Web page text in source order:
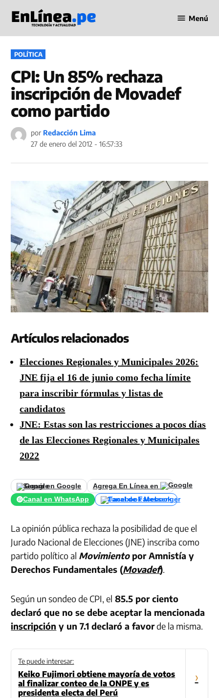
contenido
en Línea
Menú
PUBLICADO
EN
POLÍTICA
CPI: Un 85% rechaza
inscripción de Movadef
como partido
por Redacción Lima
27 de enero del 2012 - 16:57:33
Artículos relacionados
Elecciones Regionales y Municipales 2026:
JNE fija el 16 de junio como fecha límite
para inscribir fórmulas y listas de
candidatos
JNE: Estas son las restricciones a pocos días
de las Elecciones Regionales y Municipales
2022
Seguir en Google
Agrega En Línea en
Canal en WhatsApp
Canal de Facebook
La opinión pública rechaza la posibilidad de que el
Jurado Nacional de Elecciones (JNE) inscriba como
partido político al Movimientopor Amnistía y
Derechos Fundamentales (Movadef).
Según un sondeo de CPI, el 85.5 por ciento
declaró que no se debe aceptar la mencionada
inscripción y un 7.1 declaró a favorde la misma.
Te puede interesar:
Keiko Fujimori obtiene mayoría de votos
al finalizar conteo de la ONPE y es
presidenta electa del Perú
›